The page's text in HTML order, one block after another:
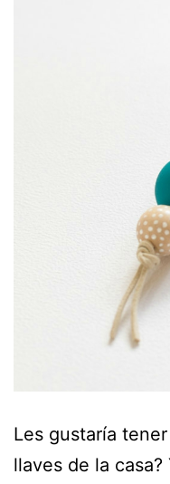
Les gustaría
llaves de la